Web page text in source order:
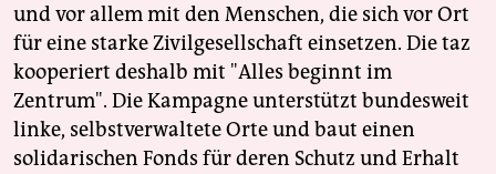
und vor allem mit den Menschen, die sich vor Ort
für eine starke Zivilgesellschaft einsetzen. Die taz
kooperiert deshalb mit "Alles beginnt im
Zentrum". Die Kampagne unterstützt bundesweit
linke, selbstverwaltete Orte und baut einen
solidarischen Fonds für deren Schutz und Erhalt